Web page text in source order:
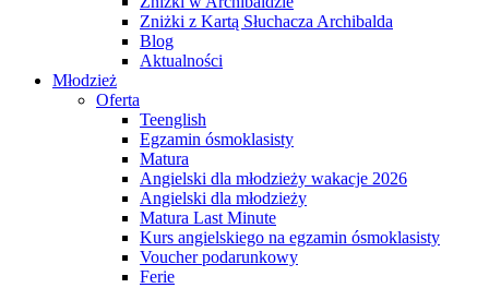
Zniżki z Kartą Słuchacza Archibalda
Blog
Aktualności
Młodzież
Oferta
Teenglish
Egzamin ósmoklasisty
Matura
Angielski dla młodzieży wakacje 2026
Angielski dla młodzieży
Matura Last Minute
Kurs angielskiego na egzamin ósmoklasisty
Voucher podarunkowy
Ferie